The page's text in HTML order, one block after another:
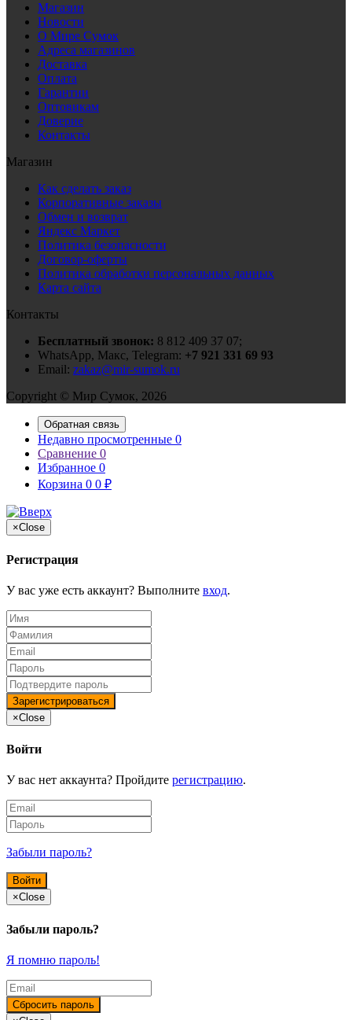
Магазин
Новости
О Мире Сумок
Адреса магазинов
Доставка
Оплата
Гарантии
Оптовикам
Доверие
Контакты
Магазин
Как сделать заказ
Корпоративные заказы
Обмен и возврат
Яндекс Маркет
Политика безопасности
Договор-оферты
Политика обработки персональных данных
Карта сайта
Контакты
Бесплатный звонок: 8 812 409 37 07;
WhatsApp, Макс, Telegram: +7 921 331 69 93
Email: zakaz@mir-sumok.ru
Copyright © Мир Сумок, 2026
Обратная связь
Недавно просмотренные 0
Сравнение 0
Избранное 0
Корзина 0 0 ₽
×Close
Регистрация
У вас уже есть аккаунт? Выполните вход.
×Close
Войти
У вас нет аккаунта? Пройдите регистрацию.
Забыли пароль?
×Close
Забыли пароль?
Я помню пароль!